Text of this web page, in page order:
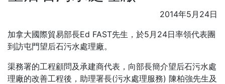
2014年5月24日
加拿大國際貿易部長Ed FAST先生，於5月24日率領代表團
到訪屯門望后石污水處理廠。
渠務署的工程顧問及承建商代表，向部長簡介望后石污水處
理廠的改善工程後，助理署長(污水處理服務) 陳柏強先生及